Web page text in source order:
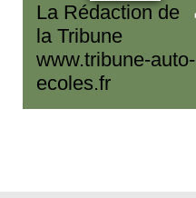
La Rédaction de
la Tribune
www.tribune-auto-
ecoles.fr